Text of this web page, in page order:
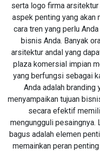
serta logo firma
aspek penting yang akan
cara tren yang perlu
bisnis Anda. Banyak
arsitektur andal yang
plaza komersial impian
yang berfungsi sebagai
Anda adalah branding
menyampaikan tujuan
secara efektif
mengungguli pesaingnya.
bagus adalah elemen
memainkan peran